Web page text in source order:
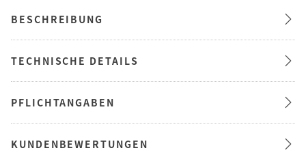
BESCHREIBUNG
TECHNISCHE DETAILS
PFLICHTANGABEN
KUNDENBEWERTUNGEN